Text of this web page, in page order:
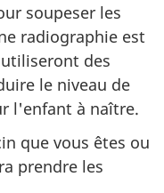
soupeser les
radiographie est
des
le niveau de
l'enfant à naître.
que vous êtes ou
prendre les